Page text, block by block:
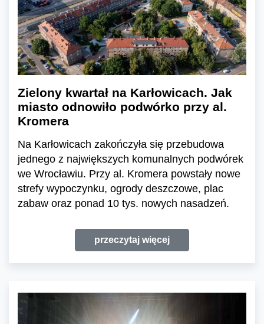
Zielony kwartał na Karłowicach. Jak
miasto odnowiło podwórko przy al.
Kromera
Na Karłowicach zakończyła się przebudowa
jednego z największych komunalnych podwórek
we Wrocławiu. Przy al. Kromera powstały nowe
strefy wypoczynku, ogrody deszczowe, plac
zabaw oraz ponad 10 tys. nowych nasadzeń.
przeczytaj więcej